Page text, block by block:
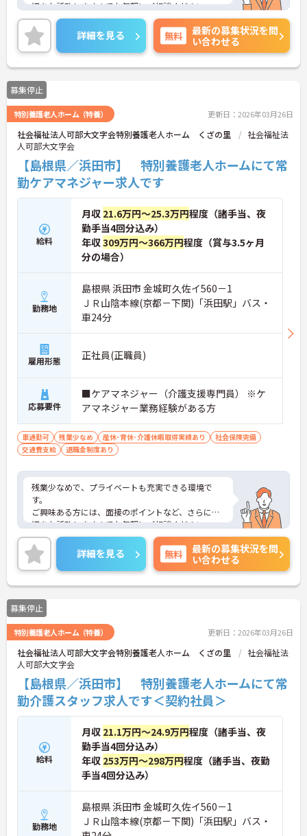
細をお話致しますのでお気軽にご相談ください。
詳細を見る 無料
最新の募集状況を問
い合わせる
募集停止
特別養護老人ホーム（特養） 更新日：2026年03月26日
社会福祉法人可部大文字会特別養護老人ホーム くざの里
社会福祉法
人可部大文字会
【島根県／浜田市】 特別養護老人ホームにて常
勤ケアマネジャー求人です
給料
月収 21.6万円～25.3万円程度（諸手当、夜
勤手当4回分込み）
年収309万円～366万円程度（賞与3.5ヶ月
分の場合）
勤務地
島根県 浜田市 金城町久佐イ560－1
ＪＲ山陰本線(京都－下関)「浜田駅」バス・
車24分
雇用形態 正社員(正職員)
応募要件
■ケアマネジャー（介護支援専門員） ※ケ
アマネジャー業務経験がある方
車通勤可 残業少なめ 産休･育休･介護休暇取得実績あり
社会保険完備
交通費支給
退職金制度あり
残業少なめで、プライベートも充実できる環境で
す。
ご興味ある方には、面接のポイントなど、さらに詳
細をお話致しますのでお気軽にご相談ください。
詳細を見る 無料
最新の募集状況を問
い合わせる
募集停止
特別養護老人ホーム（特養） 更新日：2026年03月26日
社会福祉法人可部大文字会特別養護老人ホーム くざの里
社会福祉法
人可部大文字会
【島根県／浜田市】 特別養護老人ホームにて常
勤介護スタッフ求人です＜契約社員＞
給料
月収 21.1万円～24.9万円程度（諸手当、夜
勤手当4回分込み）
年収 253万円～298万円程度（諸手当、夜勤
手当4回分込み）
勤務地
島根県 浜田市 金城町久佐イ560－1
ＪＲ山陰本線(京都－下関)「浜田駅」バス・